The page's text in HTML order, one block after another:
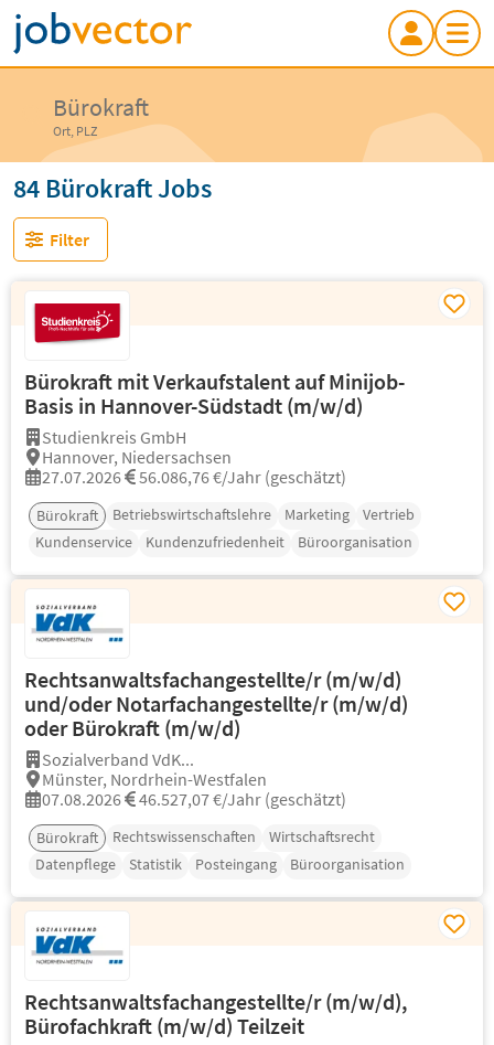
Bürokraft
Ort, PLZ
84 Bürokraft Jobs
Filter
Bürokraft mit Verkaufstalent auf Minijob-
Basis in Hannover-Südstadt (m/w/d)
Studienkreis GmbH
Hannover, Niedersachsen
27.07.2026
56.086,76 €/Jahr (geschätzt)
Bürokraft Betriebswirtschaftslehre Marketing
Vertrieb
Kundenservice
Kundenzufriedenheit Büroorganisation
Rechtsanwaltsfachangestellte/r (m/w/d)
und/oder Notarfachangestellte/r (m/w/d)
oder Bürokraft (m/w/d)
Sozialverband VdK...
Münster, Nordrhein-Westfalen
07.08.2026
46.527,07 €/Jahr (geschätzt)
Bürokraft Rechtswissenschaften
Wirtschaftsrecht
Datenpflege
Statistik Posteingang Büroorganisation
Rechtsanwaltsfachangestellte/r (m/w/d),
Bürofachkraft (m/w/d) Teilzeit